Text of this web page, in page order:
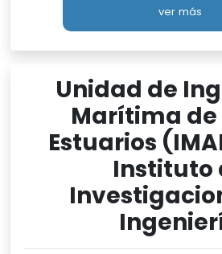
ver más
Unidad de
Marítima de
Estuarios
Instituto